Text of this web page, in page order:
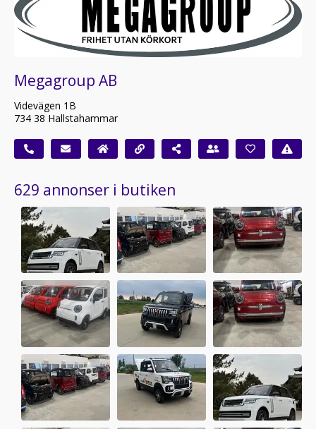
Megagroup AB
Videvägen 1B
734 38 Hallstahammar
629 annonser i butiken